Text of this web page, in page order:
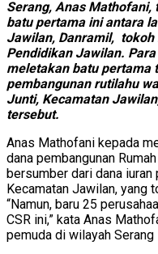
Serang, Anas
batu pertama ini antara
Jawilan, Danramil,
Pendidikan Jawilan.
meletakan batu pertama
pembangunan rutilahu
Junti, Kecamatan
tersebut.
Anas Mathofani kepada
dana pembangunan
bersumber dari dana
Kecamatan Jawilan, yang
“Namun, baru 25
CSR ini,” kata Anas
pemuda di wilayah Serang